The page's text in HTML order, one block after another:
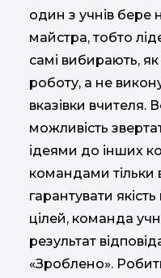
один з учнів бере
майстра, тобто
самі вибирають,
роботу, а не
вказівки вчителя.
можливість
ідеями до інших
командами тільки
гарантувати
цілей, команда
результат
«Зроблено».